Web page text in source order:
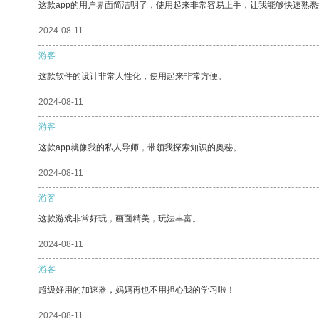
这款app的用户界面简洁明了，使用起来非常容易上手，让我能够快速熟
2024-08-11
游客
这款软件的设计非常人性化，使用起来非常方便。
2024-08-11
游客
这款app就像我的私人导师，带领我探索知识的奥秘。
2024-08-11
游客
这款游戏非常好玩，画面精美，玩法丰富。
2024-08-11
游客
超级好用的加速器，妈妈再也不用担心我的学习啦！
2024-08-11